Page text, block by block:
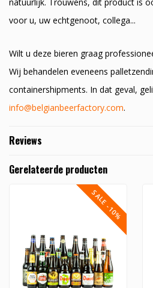
voor u, uw echtgenoot, collega...
Wilt u deze bieren graag
Wij behandelen eveneens
containershipments. In dat geval,
info@belgianbeerfactory.com.
Reviews
Gerelateerde producten
SALE -10%